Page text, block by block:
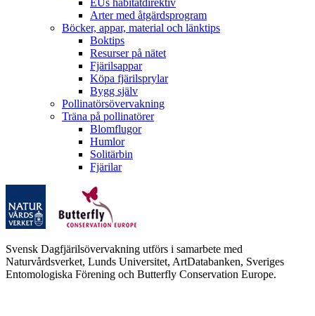
Arter med åtgärdsprogram
Böcker, appar, material och länktips
Boktips
Resurser på nätet
Fjärilsappar
Köpa fjärilsprylar
Bygg själv
Pollinatörsövervakning
Träna på pollinatörer
Blomflugor
Humlor
Solitärbin
Fjärilar
Svensk Dagfjärilsövervakning utförs i samarbete med
Naturvårdsverket, Lunds Universitet, ArtDatabanken, Sveriges
Entomologiska Förening och Butterfly Conservation Europe.